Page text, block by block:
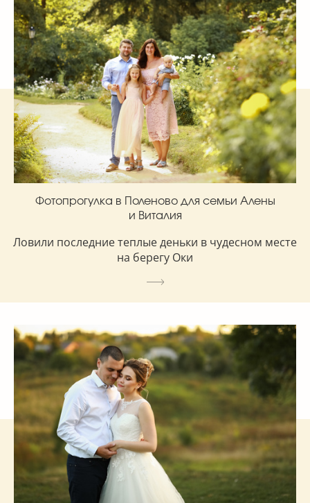
Фотопрогулка в Поленово для семьи Алены
и Виталия
Ловили последние теплые деньки в чудесном месте
на берегу Оки